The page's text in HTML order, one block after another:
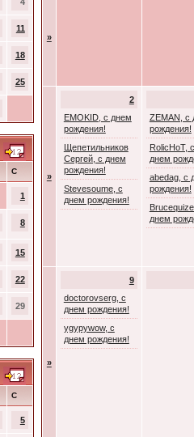
11
18
25
С
1
8
15
22
29
С
5
»
»
2
EMOKID, с днем
рождения!
Щепетильников
Сергей, с днем
рождения!
Stevesoume, с
днем рождения!
ZEMAN, с
рождения!
RolicHoT, с
днем
abedag, с
рождения!
днем
»
9
doctorovserg, с
днем рождения!
ygypywow, с
днем рождения!